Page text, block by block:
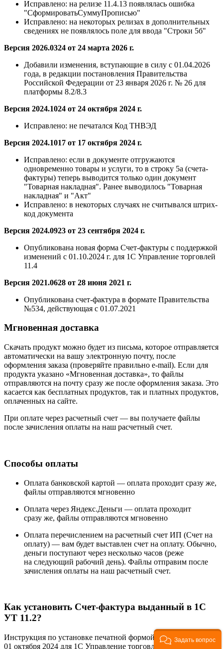
Исправлено: на релизе 11.4.13 появлялась ошибка
"СформироватьСуммуПрописью"
Исправлено: на некоторых релизах в дополнительных
сведениях не появлялось поле для ввода "Строки 5б"
Версия 2026.0324 от 24 марта 2026 г.
Добавили изменения, вступающие в силу с 01.04.2026
года, в редакции постановления Правительства
Российской Федерации от 23 января 2026 г. № 26 для
платформы 8.2/8.3
Версия 2024.1024 от 24 октября 2024 г.
Исправлено: не печатался Код ТНВЭД
Версия 2024.1017 от 17 октября 2024 г.
Исправлено: если в документе отгружаются
одновременно товары и услуги, то в строку 5а (счета-
фактуры) теперь выводится только один документ
"Товарная накладная". Ранее выводилось "Товарная
накладная" и "Акт"
Исправлено: в некоторых случаях не считывался штрих-
код документа
Версия 2024.0923 от 23 сентября 2024 г.
Опубликована новая форма Счет-фактуры с поддержкой
изменений с 01.10.2024 г. для 1С Управление торговлей
11.4
Версия 2021.0628 от 28 июня 2021 г.
Опубликована счет-фактура в формате Правительства
№534, действующая с 01.07.2021
Мгновенная доставка
Скачать продукт можно будет из письма, которое отправляется
автоматически на вашу электронную почту, после
оформления заказа (проверяйте правильно e-mail). Если для
продукта указано «Мгновенная доставка», то файлы
отправляются на почту сразу же после оформления заказа. Это
касается как бесплатных продуктов, так и платных продуктов,
оплаченных на сайте.
При оплате через расчетный счет — вы получаете файлы
после зачисления оплаты на наш расчетный счет.
Способы оплаты
Оплата банковской картой — оплата проходит сразу же,
файлы отправляются мгновенно
Оплата через Яндекс.Деньги — оплата проходит
сразу же, файлы отправляются мгновенно
Оплата перечислением на расчетный счет ИП (Счет на
оплату) — вам будет выставлен счет на оплату. Обычно,
деньги поступают через несколько часов (реже
на следующий рабочий день). Файлы отправим после
зачисления оплаты на наш расчетный счет.
Как установить Счет-фактура выданный в 1С
УТ 11.2?
Инструкция по установке печатной формой «Счет-фактура с
01 октября 2024 для 1С Управление торговлей 11.2» доступна
Задать вопрос